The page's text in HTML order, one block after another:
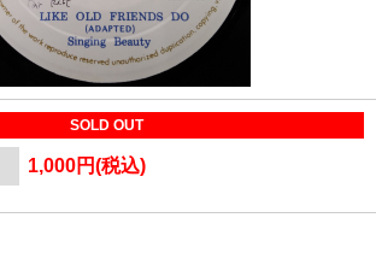
SOLD OUT
1,000円(税込)